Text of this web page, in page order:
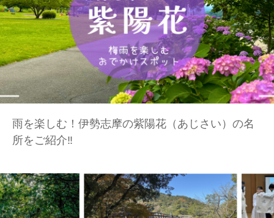
雨を楽しむ！伊勢志摩の紫陽花（あじさい）の名
所をご紹介‼